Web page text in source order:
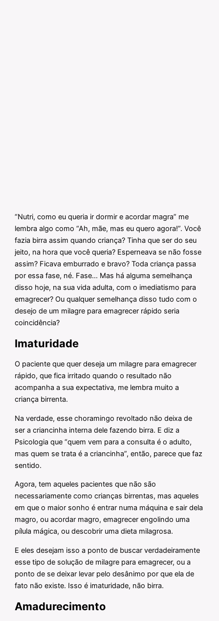
“Nutri, como eu queria ir dormir e acordar magra” me
lembra algo como “Ah, mãe, mas eu quero agora!”. Você
fazia birra assim quando criança? Tinha que ser do seu
jeito, na hora que você queria? Esperneava se não fosse
assim? Ficava emburrado e bravo? Toda criança passa
por essa fase, né. Fase… Mas há alguma semelhança
disso hoje, na sua vida adulta, com o imediatismo para
emagrecer? Ou qualquer semelhança disso tudo com o
desejo de um milagre para emagrecer rápido seria
coincidência?
Imaturidade
O paciente que quer deseja um milagre para emagrecer
rápido, que fica irritado quando o resultado não
acompanha a sua expectativa, me lembra muito a
criança birrenta.
Na verdade, esse choramingo revoltado não deixa de
ser a criancinha interna dele fazendo birra. E diz a
Psicologia que “quem vem para a consulta é o adulto,
mas quem se trata é a criancinha”, então, parece que faz
sentido.
Agora, tem aqueles pacientes que não são
necessariamente como crianças birrentas, mas aqueles
em que o maior sonho é entrar numa máquina e sair dela
magro, ou acordar magro, emagrecer engolindo uma
pílula mágica, ou descobrir uma dieta milagrosa.
E eles desejam isso a ponto de buscar verdadeiramente
esse tipo de solução de milagre para emagrecer, ou a
ponto de se deixar levar pelo desânimo por que ela de
fato não existe. Isso é imaturidade, não birra.
Amadurecimento